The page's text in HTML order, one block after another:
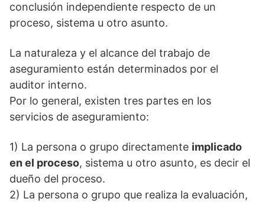
conclusión independiente respecto de un
proceso, sistema u otro asunto.
La naturaleza y el alcance del trabajo de
aseguramiento están determinados por el
auditor interno.
Por lo general, existen tres partes en los
servicios de aseguramiento:
1) La persona o grupo directamente implicado
en el proceso, sistema u otro asunto, es decir el
dueño del proceso.
2) La persona o grupo que realiza la evaluación,